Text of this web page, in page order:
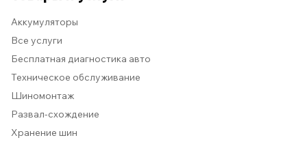
Аккумуляторы
Все услуги
Бесплатная диагностика авто
Техническое обслуживание
Шиномонтаж
Развал-схождение
Хранение шин